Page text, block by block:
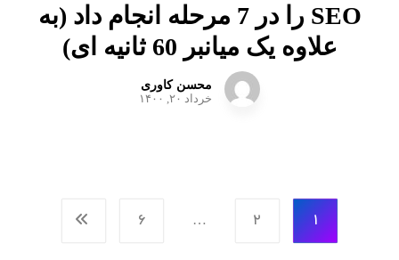
SEO را در 7 مرحله انجام داد (به
علاوه یک میانبر 60 ثانیه ای)
محسن کاوری
خرداد ۲۰, ۱۴۰۰
۱ ۲ … ۶